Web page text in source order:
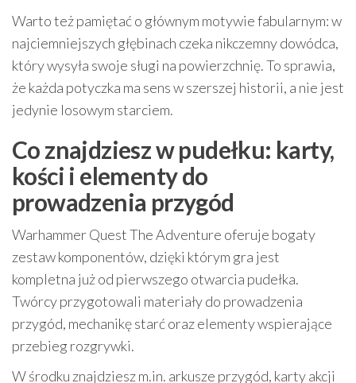
Warto też pamiętać o głównym motywie fabularnym: w
najciemniejszych głębinach czeka nikczemny dowódca,
który wysyła swoje sługi na powierzchnię. To sprawia,
że każda potyczka ma sens w szerszej historii, a nie jest
jedynie losowym starciem.
Co znajdziesz w pudełku: karty,
kości i elementy do
prowadzenia przygód
Warhammer Quest The Adventure oferuje bogaty
zestaw komponentów, dzięki którym gra jest
kompletna już od pierwszego otwarcia pudełka.
Twórcy przygotowali materiały do prowadzenia
przygód, mechanikę starć oraz elementy wspierające
przebieg rozgrywki.
W środku znajdziesz m.in. arkusze przygód, karty akcji